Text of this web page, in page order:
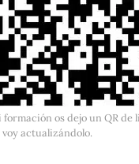
formación os dejo un QR de
voy actualizándolo.